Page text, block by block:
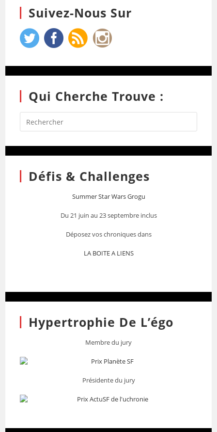
Suivez-Nous Sur
Qui Cherche Trouve :
Défis & Challenges
Summer Star Wars Grogu
Du 21 juin au 23 septembre inclus
Déposez vos chroniques dans
LA BOITE A LIENS
Hypertrophie De L’égo
Membre du jury
Présidente du jury